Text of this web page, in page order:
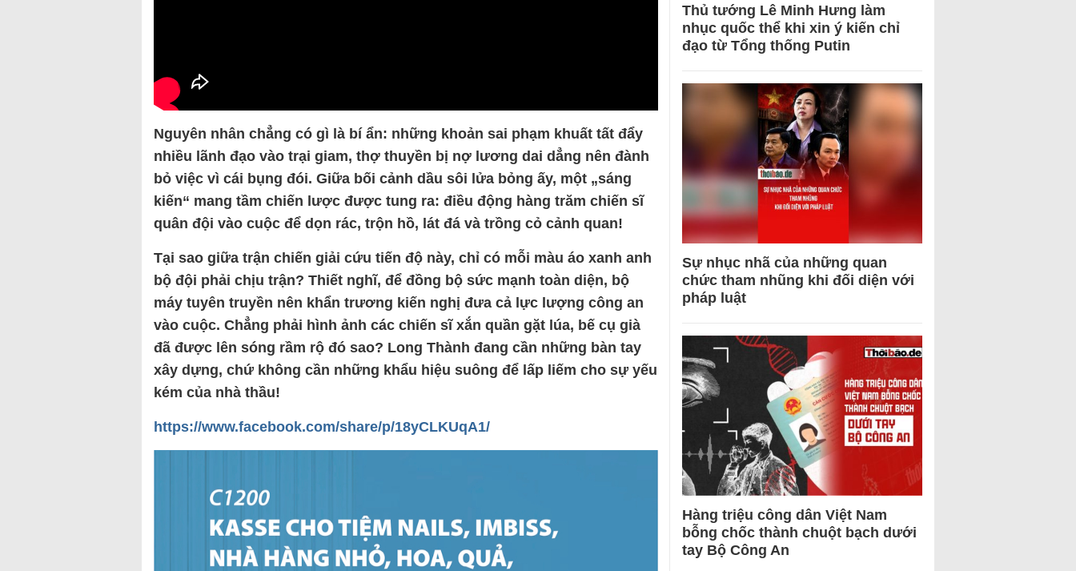
Nguyên nhân chẳng có gì là bí ẩn: những khoản sai phạm khuất tất đẩy
nhiều lãnh đạo vào trại giam, thợ thuyền bị nợ lương dai dẳng nên đành
bỏ việc vì cái bụng đói. Giữa bối cảnh dầu sôi lửa bỏng ấy, một „sáng
kiến“ mang tầm chiến lược được tung ra: điều động hàng trăm chiến sĩ
quân đội vào cuộc để dọn rác, trộn hồ, lát đá và trồng cỏ cảnh quan!
Tại sao giữa trận chiến giải cứu tiến độ này, chỉ có mỗi màu áo xanh anh
bộ đội phải chịu trận? Thiết nghĩ, để đồng bộ sức mạnh toàn diện, bộ
máy tuyên truyền nên khẩn trương kiến nghị đưa cả lực lượng công an
vào cuộc. Chẳng phải hình ảnh các chiến sĩ xắn quần gặt lúa, bế cụ già
đã được lên sóng rầm rộ đó sao? Long Thành đang cần những bàn tay
xây dựng, chứ không cần những khẩu hiệu suông để lấp liếm cho sự yếu
kém của nhà thầu!
https://www.facebook.com/share/p/18yCLKUqA1/
Thủ tướng Lê Minh Hưng làm
nhục quốc thể khi xin ý kiến chỉ
đạo từ Tổng thống Putin
Sự nhục nhã của những quan
chức tham nhũng khi đối diện với
pháp luật
Hàng triệu công dân Việt Nam
bỗng chốc thành chuột bạch dưới
tay Bộ Công An